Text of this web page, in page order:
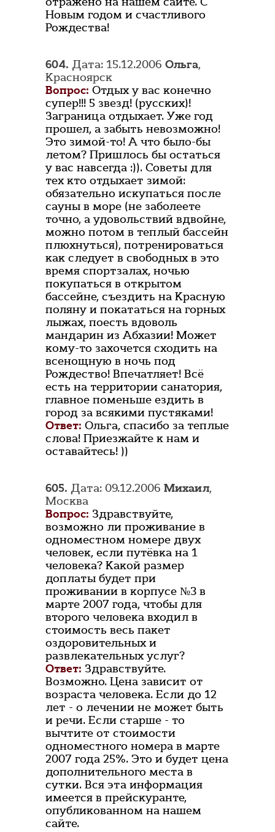
Новым годом и счастливого
Рождества!
604. Дата: 15.12.2006 Ольга,
Красноярск
Вопрос: Отдых у вас конечно
супер!!! 5 звезд! (русских)!
Заграница отдыхает. Уже год
прошел, а забыть невозможно!
Это зимой-то! А что было-бы
летом? Пришлось бы остаться
у вас навсегда :)). Советы для
тех кто отдыхает зимой:
обязательно искупаться после
сауны в море (не заболеете
точно, а удовольствий вдвойне,
можно потом в теплый бассейн
плюхнуться), потренироваться
как следует в свободных в это
время спортзалах, ночью
покупаться в открытом
бассейне, съездить на Красную
поляну и покататься на горных
лыжах, поесть вдоволь
мандарин из Абхазии! Может
кому-то захочется сходить на
всенощную в ночь под
Рождество! Впечатляет! Всё
есть на территории санатория,
главное поменьше ездить в
город за всякими пустяками!
Ответ: Ольга, спасибо за теплые
слова! Приезжайте к нам и
оставайтесь! ))
605. Дата: 09.12.2006 Михаил,
Москва
Вопрос: Здравствуйте,
возможно ли проживание в
одноместном номере двух
человек, если путёвка на 1
человека? Какой размер
доплаты будет при
проживании в корпусе №3 в
марте 2007 года, чтобы для
второго человека входил в
стоимость весь пакет
оздоровительных и
развлекательных услуг?
Ответ: Здравствуйте.
Возможно. Цена зависит от
возраста человека. Если до 12
лет - о лечении не может быть
и речи. Если старше - то
вычтите от стоимости
одноместного номера в марте
2007 года 25%. Это и будет цена
дополнительного места в
сутки. Вся эта информация
имеется в прейскуранте,
опубликованном на нашем
сайте.